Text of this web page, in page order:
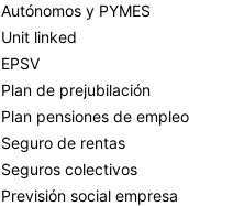
Autónomos y PYMES
Unit linked
EPSV
Plan de prejubilación
Plan pensiones de empleo
Seguro de rentas
Seguros colectivos
Previsión social empresa